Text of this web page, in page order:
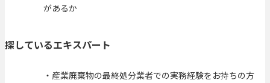
があるか
探しているエキスパート
・産業廃棄物の最終処分業者での実務経験をお持ちの方